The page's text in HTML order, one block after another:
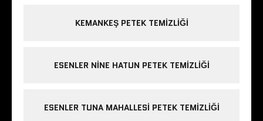
KEMANKEŞ PETEK TEMIZLIĞI
ESENLER NINE HATUN PETEK TEMIZLIĞI
ESENLER TUNA MAHALLESI PETEK TEMIZLIĞI